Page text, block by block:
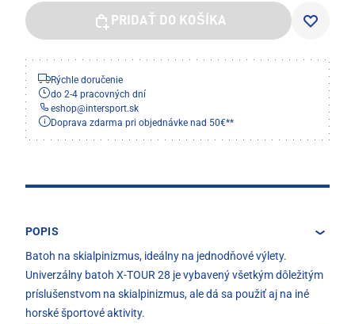
PRIDAŤ DO KOŠÍKA
Rýchle doručenie
do 2-4 pracovných dní
eshop@intersport.sk
Doprava zdarma pri objednávke nad 50€**
POPIS
Batoh na skialpinizmus, ideálny na jednodňové výlety.
Univerzálny batoh X-TOUR 28 je vybavený všetkým dôležitým
príslušenstvom na skialpinizmus, ale dá sa použiť aj na iné
horské športové aktivity.